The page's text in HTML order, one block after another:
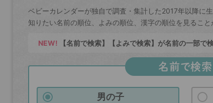
ベビーカレンダーが独自で調査・集計した2017年以降に
知りたい名前の順位、よみの順位、漢字の順位を見ること
NEW! 【名前で検索】【よみで検索】が名前の一部で
名前で検索
男の子